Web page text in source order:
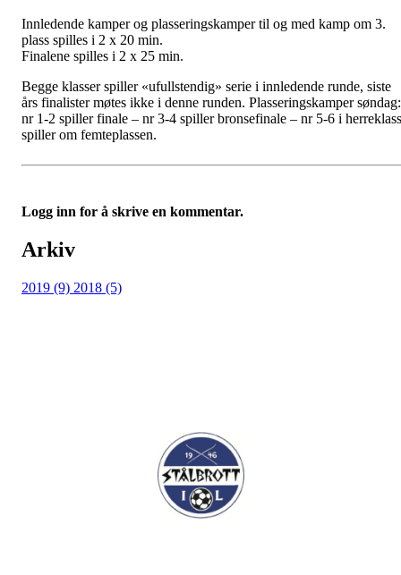
Innledende kamper og plasseringskamper til og med kamp om 3.
plass spilles i 2 x 20 min.
Finalene spilles i 2 x 25 min.
Begge klasser spiller «ufullstendig» serie i innledende runde, siste
års finalister møtes ikke i denne runden. Plasseringskamper søndag:
nr 1-2 spiller finale – nr 3-4 spiller bronsefinale – nr 5-6 i
spiller om femteplassen.
Logg inn for å skrive en kommentar.
Arkiv
2019 (9) 2018 (5)